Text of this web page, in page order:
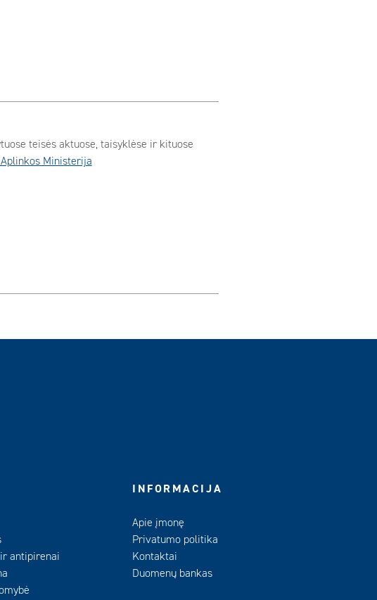
teisės aktuose, taisyklėse ir kituose
Ministerija
antipirenai
INFORMACIJA
Apie įmonę
Privatumo politika
Kontaktai
Duomenų bankas